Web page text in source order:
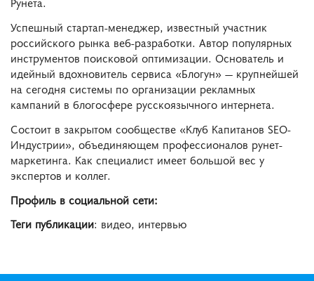
Успешный стартап-менеджер, известный участник
российского рынка веб-разработки. Автор популярных
инструментов поисковой оптимизации. Основатель и
идейный вдохновитель сервиса «Блогун» ― крупнейшей
на сегодня системы по организации рекламных
кампаний в блогосфере русскоязычного интернета.
Состоит в закрытом сообществе «Клуб Капитанов SEO-
Индустрии», объединяющем профессионалов рунет-
маркетинга. Как специалист имеет большой вес у
экспертов и коллег.
Профиль в социальной сети:
Теги публикации: видео, интервью